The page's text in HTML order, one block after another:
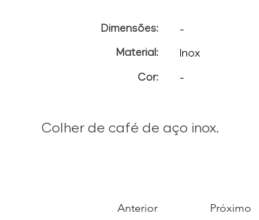
Dimensões:
Material:
Cor:
-
Inox
-
Colher de café de aço inox.
Anterior Próximo